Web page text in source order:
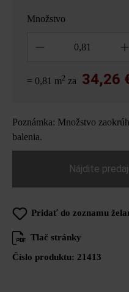
Množstvo
= 0,81 m2 za 34,26
Poznámka: Množstvo
balenia.
Nájdite
Pridať do zoznamu
Tlač stránky
Číslo produktu: 21413